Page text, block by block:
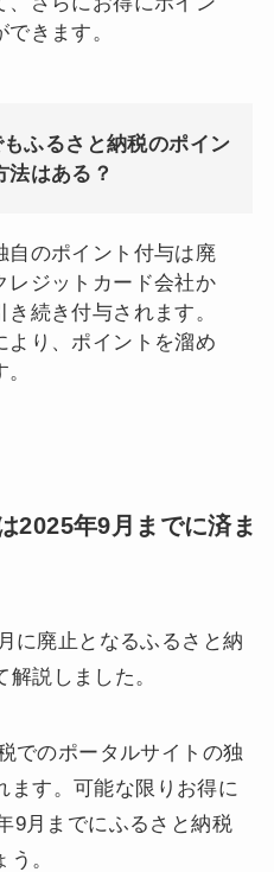
できます。
ふるさと納税のポイン
法はある？
自のポイント付与は廃
レジットカード会社か
続き付与されます。
より、ポイントを溜め
2025年9月までに済ま
に廃止となるふるさと納
説しました。
でのポータルサイトの独
ます。可能な限りお得に
9月までにふるさと納税
。